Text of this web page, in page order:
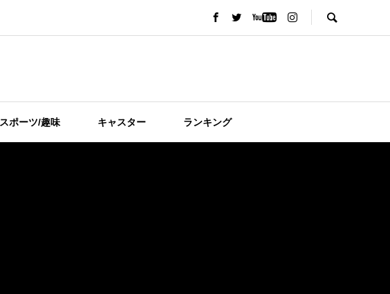
スポーツ/趣味 キャスター ランキング